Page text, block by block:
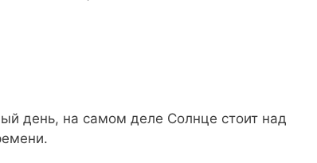
день, на самом деле Солнце стоит над